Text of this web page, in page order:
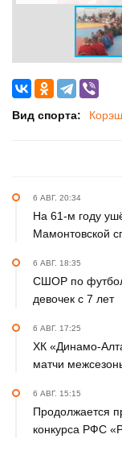
Вид спорта: Корэш
6 АВГ. 20:34
На 61-м году
Мамонтовской
6 АВГ. 18:35
СШОР по
девочек с 7 лет
6 АВГ. 17:25
ХК «Динамо-
матчи
6 АВГ. 15:15
Продолжается
конкурса РФС